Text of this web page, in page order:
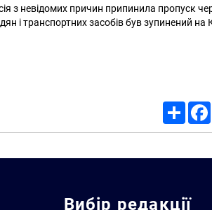
з невідомих причин припинила пропуск
і транспортних засобів був зупинений
Share
Вибір редакції